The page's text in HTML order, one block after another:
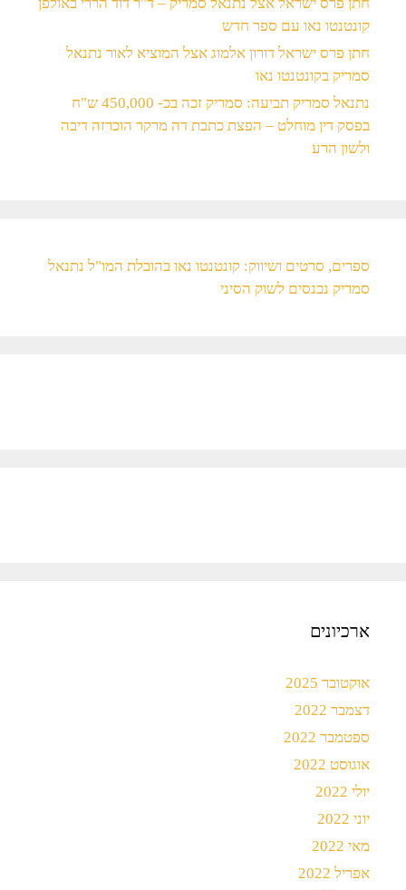
קונטנטו נאו עם ספר חדש
חתן פרס ישראל דורון אלמוג אצל המוציא לאור נתנאל
סמריק בקונטנטו נאו
נתנאל סמריק תביעה: סמריק זכה בכ- 450,000 ש"ח
בפסק דין מוחלט – הפצת כתבת דה מרקר הוכרזה דיבה
ולשון הרע
ספרים, סרטים ושיווק: קונטנטו נאו בהובלת המו"ל נתנאל
סמריק נכנסים לשוק הסיני​
ארכיונים
אוקטובר 2025
דצמבר 2022
ספטמבר 2022
אוגוסט 2022
יולי 2022
יוני 2022
מאי 2022
אפריל 2022